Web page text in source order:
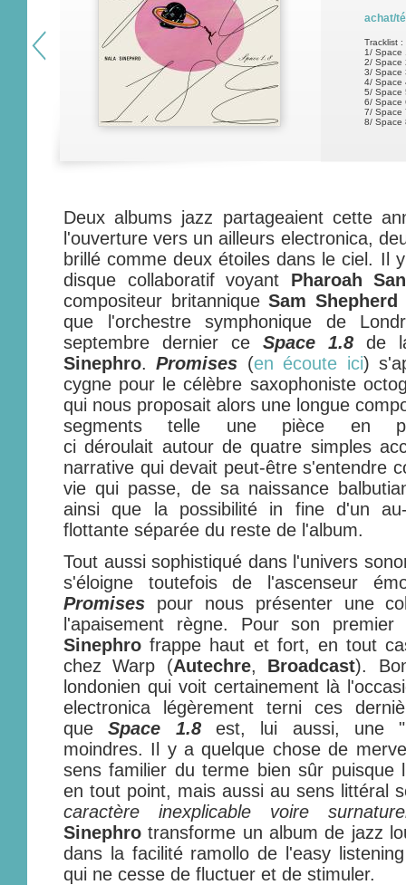
achat/
Tracklist :
1/ Space
2/ Space
3/ Space
4/ Space
5/ Space
6/ Space
7/ Space
8/ Space
Deux albums jazz partageaient cette
l'ouverture vers un ailleurs electronica,
brillé comme deux étoiles dans le ciel. Il
disque collaboratif voyant Pharoah
compositeur britanniqueSam Shepherd
que l'orchestre symphonique de
septembre dernier ce Space 1.8 de
Sinephro.Promises (en écoute ici)
cygne pour le célèbre saxophoniste
qui nous proposait alors une longue
segments telle une pièce en
ci déroulait autour de quatre simples
narrative qui devait peut-être s'entendre
vie qui passe, de sa naissance
ainsi que la possibilité in fine d'un
flottante séparée du reste de l'album.
Tout aussi sophistiqué dans l'univers
s'éloigne toutefois de l'ascenseur
Promises pour nous présenter une
l'apaisement règne. Pour son
Sinephro frappe haut et fort, en tout
chez Warp (Autechre, Broadcast).
londonien qui voit certainement là
electronica légèrement terni ces
queSpace 1.8est, lui aussi, une
moindres. Il y a quelque chose de
sens familier du terme bien sûr puisque
en tout point, mais aussi au sens littéral
caractère inexplicable voire
Sinephro transforme un album de jazz
dans la facilité ramollo de l'easy
qui ne cesse de fluctuer et de stimuler.